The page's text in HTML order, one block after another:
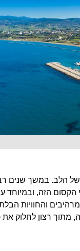
של הלב. במשך שנים
הזה, ובמיוחד
והחוויות
מתוך רצון לחלוק את